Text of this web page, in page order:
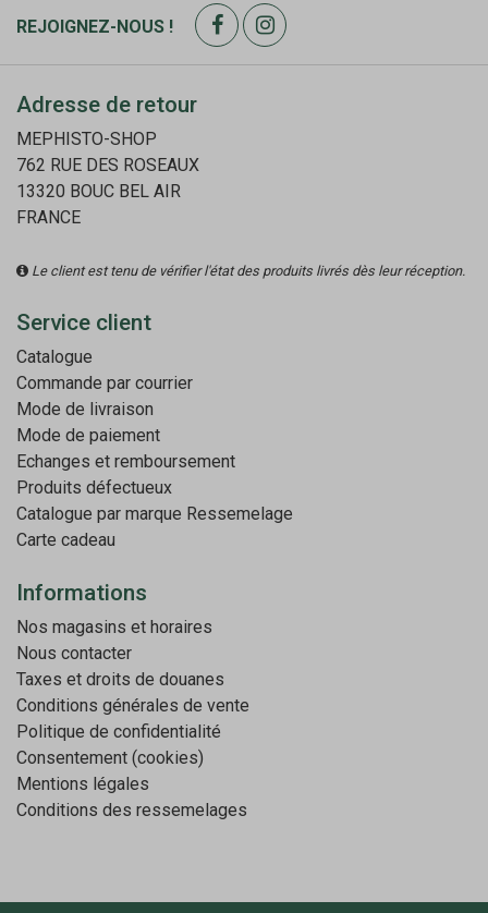
REJOIGNEZ-NOUS !
Adresse de retour
MEPHISTO-SHOP
762 RUE DES ROSEAUX
13320 BOUC BEL AIR
FRANCE
Le client est tenu de vérifier l'état des produits livrés dès leur réception.
Service client
Catalogue
Commande par courrier
Mode de livraison
Mode de paiement
Echanges et remboursement
Produits défectueux
Catalogue par marque Ressemelage
Carte cadeau
Informations
Nos magasins et horaires
Nous contacter
Taxes et droits de douanes
Conditions générales de vente
Politique de confidentialité
Consentement (cookies)
Mentions légales
Conditions des ressemelages